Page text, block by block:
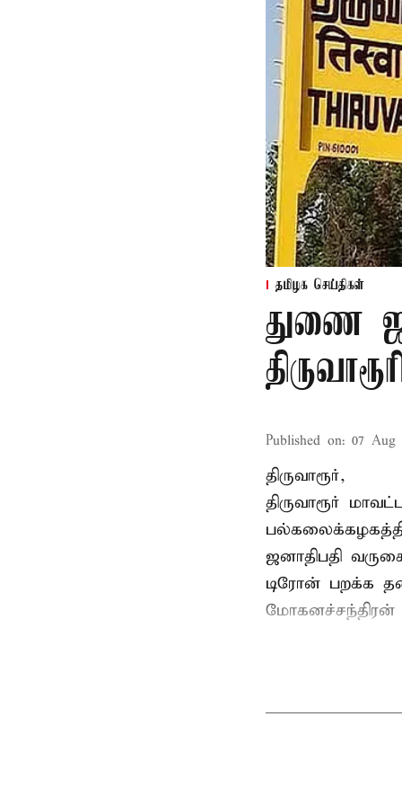
தமிழக செய்திகள்
துணை
Published on: 07 Aug
திருவாரூர்,
திருவாரூர்
ஜனாதிபதி
டிரோன் பறக்க
மோகனச்சந்திரன்